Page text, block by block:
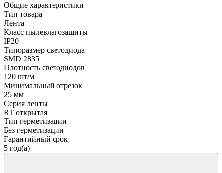
Общие характеристики
Тип товара
Лента
Класс пылевлагозащиты
IP20
Типоразмер светодиода
SMD 2835
Плотность светодиодов
120 шт/м
Минимальный отрезок
25 мм
Серия ленты
RT открытая
Тип герметизации
Без герметизации
Гарантийный срок
5 год(а)